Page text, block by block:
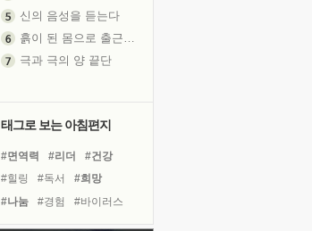
신의 음성을 듣는다
극과 극의 양 끝단
처음 손을 잡았던 날
태그로 보는 아침편지
#면역력 #리더
#건강
#힐링
#독서
#희망
#나눔
#경험
#바이러스